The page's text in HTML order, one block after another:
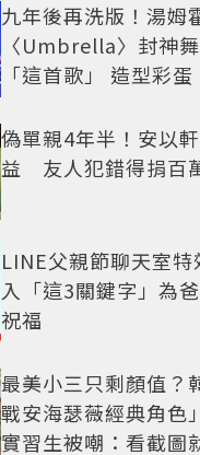
九年後再洗版！湯姆
〈Umbrella〉封神
「這首歌」 造型彩
偽單親4年半！安以
益 友人犯錯得捐百
LINE父親節聊天室特
入「這3關鍵字」為
祝福
最美小三只剩顏值？
戰安海瑟薇經典角色
實習生被嘲：看截圖